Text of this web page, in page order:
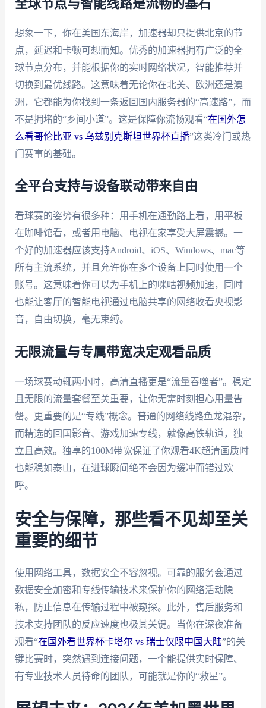
全球节点与智能线路是流畅的基石
想象一下，你在美国东海岸，加速器却只提供北京的节
点，延迟和卡顿可想而知。优秀的加速器拥有广泛的全
球节点分布，并能根据你的实时网络状况，智能推荐并
切换到最优线路。这意味着无论你在北美、欧洲还是澳
洲，它都能为你找到一条返回国内服务器的“高速路”，而
不是拥堵的“乡间小道”。这是保障你流畅观看“在国外怎
么看哥伦比亚 vs 乌兹别克斯坦世界杯直播”这类冷门或热
门赛事的基础。
全平台支持与设备联动带来自由
看球赛的姿势有很多种：用手机在通勤路上看，用平板
在咖啡馆看，或者用电脑、电视在家享受大屏震撼。一
个好的加速器应该支持Android、iOS、Windows、mac等
所有主流系统，并且允许你在多个设备上同时使用一个
账号。这意味着你可以为手机上的咪咕视频加速，同时
也能让客厅的智能电视通过电脑共享的网络收看央视影
音，自由切换，毫无束缚。
无限流量与专属带宽决定观看品质
一场球赛动辄两小时，高清直播更是“流量吞噬者”。稳定
且无限的流量套餐至关重要，让你无需时刻担心用量告
罄。更重要的是“专线”概念。普通的网络线路鱼龙混杂，
而精选的回国影音、游戏加速专线，就像高铁轨道，独
立且高效。独享的100M带宽保证了你观看4K超清画质时
也能稳如泰山，在进球瞬间绝不会因为缓冲而错过欢
呼。
安全与保障，那些看不见却至关
重要的细节
使用网络工具，数据安全不容忽视。可靠的服务会通过
数据安全加密和专线传输技术来保护你的网络活动隐
私，防止信息在传输过程中被窥探。此外，售后服务和
技术支持团队的反应速度也极其关键。当你在深夜准备
观看“在国外看世界杯卡塔尔 vs 瑞士仅限中国大陆”的关
键比赛时，突然遇到连接问题，一个能提供实时保障、
有专业技术人员待命的团队，可能就是你的“救星”。